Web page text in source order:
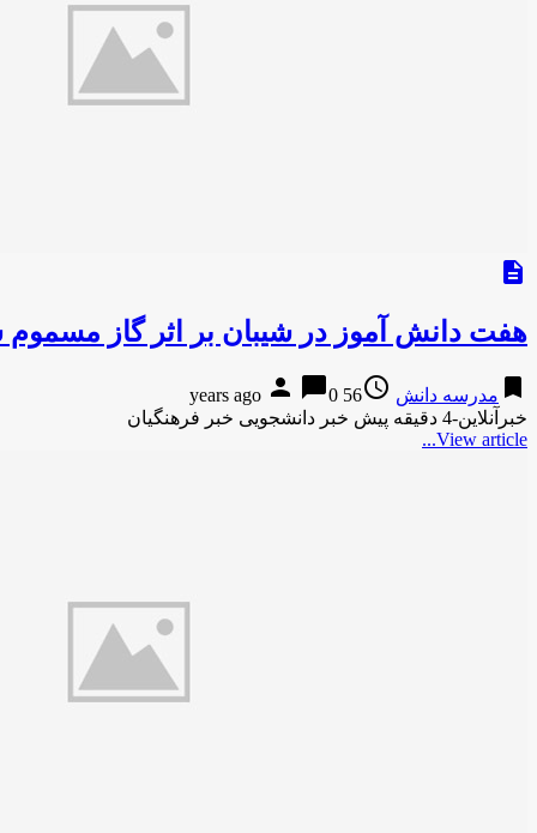
description
هفت دانش آموز در شیبان بر اثر گاز مسموم
bookmark مدرسه دانش access_time
56 years ago
person chat_bubble0
خبرآنلاین-4 دقیقه پیش خبر دانشجویی خبر فرهنگیان
View article...